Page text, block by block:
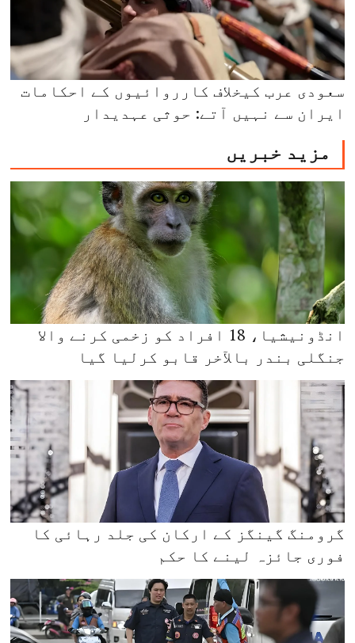
سعودی عرب کیخلاف کارروائیوں کے احکامات
ایران سے نہیں آتے: حوثی عہدیدار
مزید خبریں
انڈونیشیا، 18 افراد کو زخمی کرنے والا
جنگلی بندر بالآخر قابو کرلیا گیا
گرومنگ گینگز کے ارکان کی جلد رہائی کا
فوری جائزہ لینے کا حکم